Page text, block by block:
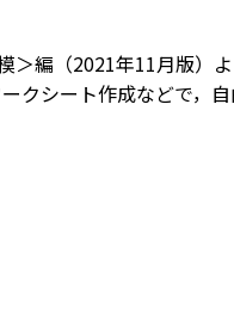
編（2021年11月版）
クシート作成などで，